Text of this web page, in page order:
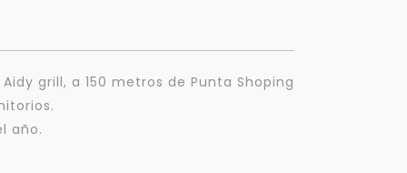
grill, a 150 metros de Punta Shoping
año.